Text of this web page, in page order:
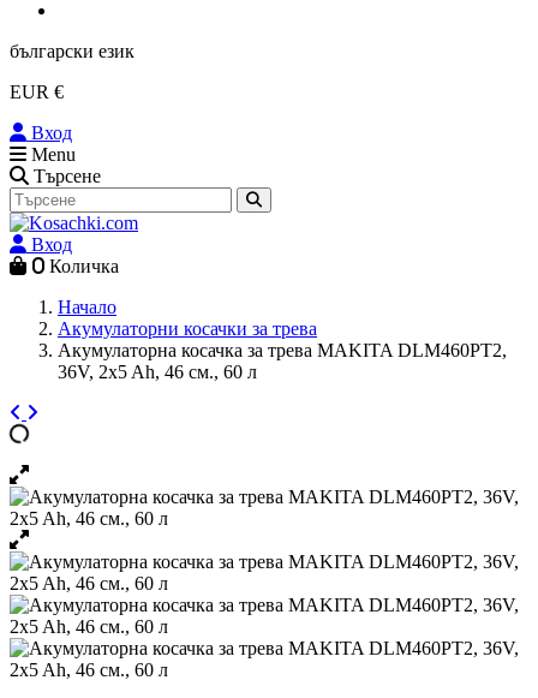
български език
EUR €
Вход
Menu
Търсене
Вход
0 Количка
Начало
Акумулаторни косачки за трева
Акумулаторна косачка за трева MAKITA DLM460PT2,
36V, 2x5 Ah, 46 см., 60 л